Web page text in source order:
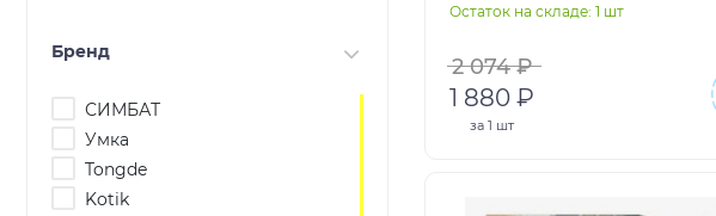
Бренд
СИМБАТ
Умка
Tongde
Kotik
Остаток на складе: 1 шт
2 074 ₽
1 880 ₽
за 1 шт